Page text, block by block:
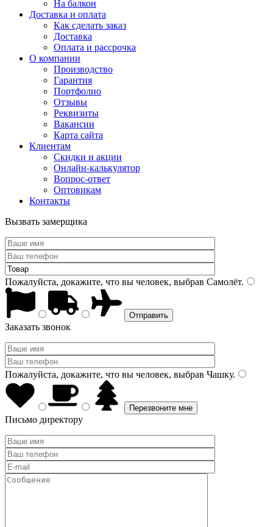
На балкон
Доставка и оплата
Как сделать заказ
Доставка
Оплата и рассрочка
О компании
Производство
Гарантия
Портфолио
Отзывы
Реквизиты
Вакансии
Карта сайта
Клиентам
Скидки и акции
Онлайн-калькулятор
Вопрос-ответ
Оптовикам
Контакты
Вызвать замерщика
Пожалуйста, докажите, что вы человек, выбрав Самолёт.
Заказать звонок
Пожалуйста, докажите, что вы человек, выбрав Чашку.
Письмо директору